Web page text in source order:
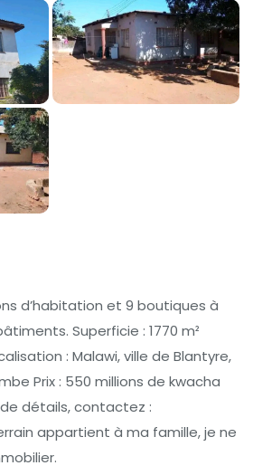
d’habitation et 9 boutiques à
Superficie : 1770 m²
: Malawi, ville de Blantyre,
Prix : 550 millions de kwacha
détails, contactez :
appartient à ma famille, je ne